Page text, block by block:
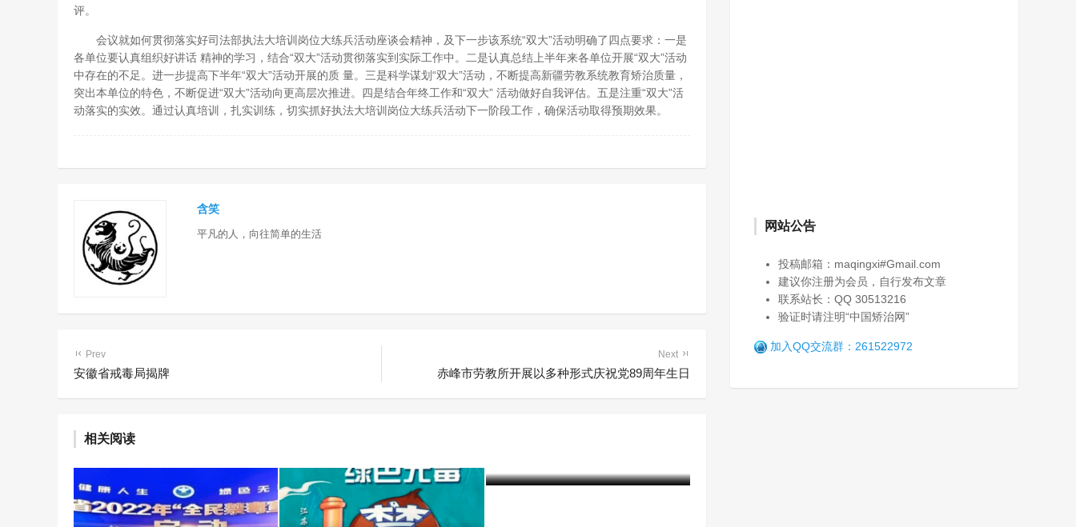
评。
会议就如何贯彻落实好司法部执法大培训岗位大练兵活动座谈会精神，及下一步该系统“双大”活动明确了四点要求：一是
各单位要认真组织好讲话 精神的学习，结合“双大”活动贯彻落实到实际工作中。二是认真总结上半年来各单位开展“双大”活动
中存在的不足。进一步提高下半年“双大”活动开展的质 量。三是科学谋划“双大”活动，不断提高新疆劳教系统教育矫治质量，
突出本单位的特色，不断促进“双大”活动向更高层次推进。四是结合年终工作和“双大” 活动做好自我评估。五是注重“双大”活
动落实的实效。通过认真培训，扎实训练，切实抓好执法大培训岗位大练兵活动下一阶段工作，确保活动取得预期效果。
含笑
平凡的人，向往简单的生活
Prev
安徽省戒毒局揭牌
Next
赤峰市劳教所开展以多种形式庆祝党89周年生日
相关阅读
网站公告
投稿邮箱：maqingxi#Gmail.com
建议你注册为会员，自行发布文章
联系站长：QQ 30513216
验证时请注明“中国矫治网”
加入QQ交流群：261522972